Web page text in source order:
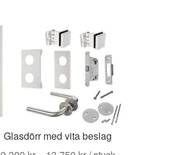
Glasdörr med vita beslag